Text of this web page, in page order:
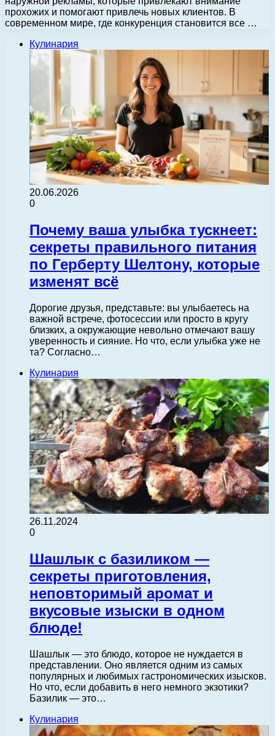
прохожих и помогают привлечь новых клиентов. В
современном мире, где конкуренция становится все …
Кулинария
20.06.2026
0
Почему ваша улыбка тускнеет:
секреты правильного питания
по Герберту Шелтону, которые
изменят всё
Дорогие друзья, представьте: вы улыбаетесь на
важной встрече, фотосессии или просто в кругу
близких, а окружающие невольно отмечают вашу
уверенность и сияние. Но что, если улыбка уже не
та? Согласно…
Кулинария
26.11.2024
0
Шашлык с базиликом —
секреты приготовления,
неповторимый аромат и
вкусовые изыски в одном
блюде!
Шашлык — это блюдо, которое не нуждается в
представлении. Оно является одним из самых
популярных и любимых гастрономических изысков.
Но что, если добавить в него немного экзотики?
Базилик — это…
Кулинария